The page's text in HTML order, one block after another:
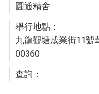
圓通精舍
九龍觀塘成業街11號
00360